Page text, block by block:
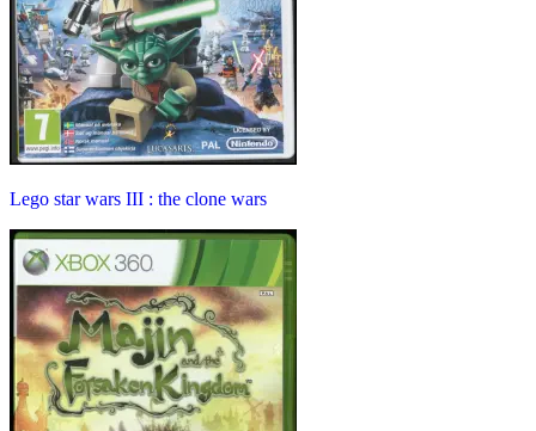
Lego star wars III : the clone wars